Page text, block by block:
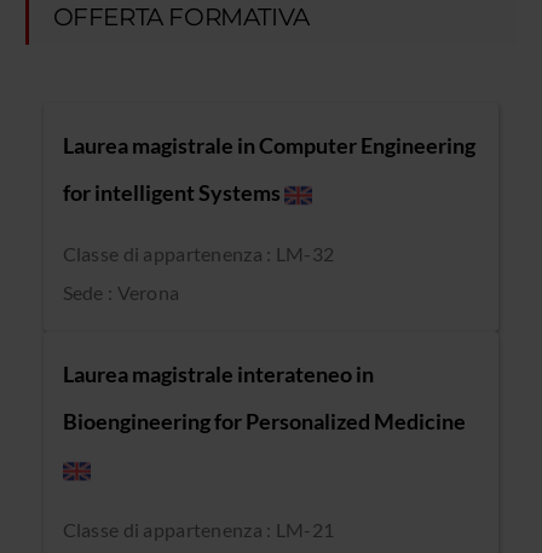
OFFERTA FORMATIVA
Laurea magistrale in Computer Engineering
for intelligent Systems
Classe di appartenenza : LM-32
Sede : Verona
Laurea magistrale interateneo in
Bioengineering for Personalized Medicine
Classe di appartenenza : LM-21